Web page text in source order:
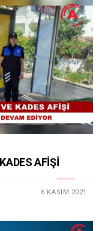
AFİŞİ
6 KASIM 2021